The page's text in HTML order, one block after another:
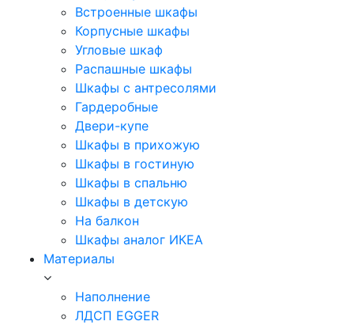
Встроенные шкафы
Корпусные шкафы
Угловые шкаф
Распашные шкафы
Шкафы с антресолями
Гардеробные
Двери-купе
Шкафы в прихожую
Шкафы в гостиную
Шкафы в спальню
Шкафы в детскую
На балкон
Шкафы аналог ИКЕА
Материалы
Наполнение
ЛДСП EGGER